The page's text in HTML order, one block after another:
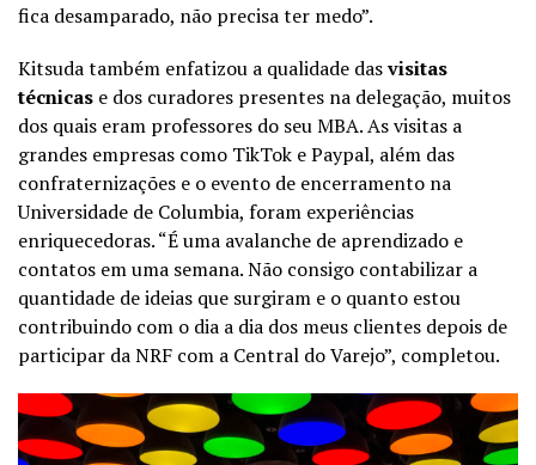
fica desamparado, não precisa ter medo”.
Kitsuda também enfatizou a qualidade dasvisitas
técnicas e dos curadores presentes na delegação, muitos
dos quais eram professores do seu MBA. As visitas a
grandes empresas como TikTok e Paypal, além das
confraternizações e o evento de encerramento na
Universidade de Columbia, foram experiências
enriquecedoras. “É uma avalanche de aprendizado e
contatos em uma semana. Não consigo contabilizar a
quantidade de ideias que surgiram e o quanto estou
contribuindo com o dia a dia dos meus clientes depois de
participar da NRF com a Central do Varejo”, completou.